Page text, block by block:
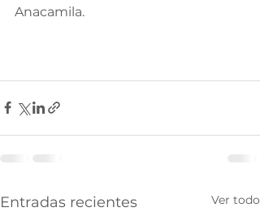
Anacamila.
Entradas recientes Ver todo